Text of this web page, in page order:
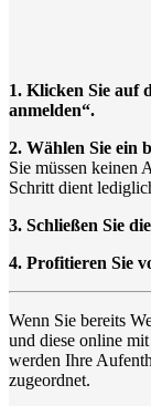
1. Klicken Sie auf
anmelden“.
2. Wählen Sie ein
Sie müssen keinen
Schritt dient
3. Schließen Sie
4. Profitieren Sie
Wenn Sie bereits
und diese online
werden Ihre
zugeordnet.